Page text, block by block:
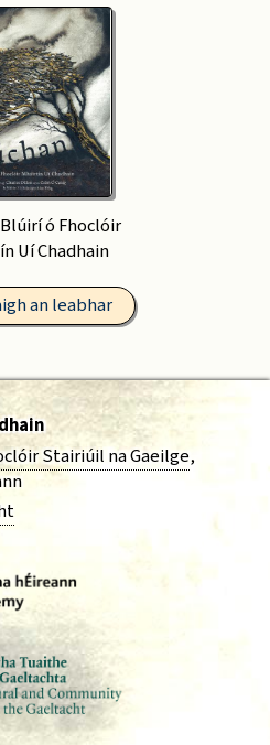
ó Fhoclóir
Uí Chadhain
an leabhar
Stairiúil na Gaeilge,